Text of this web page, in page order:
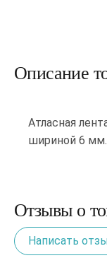
Описание
Атласная
шириной 6 мм.
Отзывы о
Написать